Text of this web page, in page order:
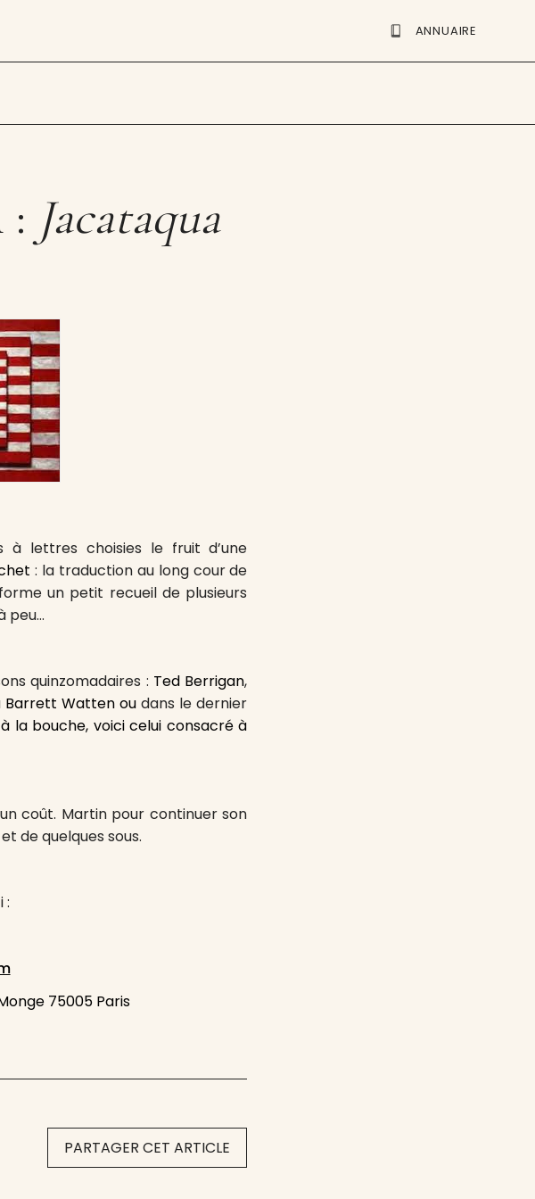
ANNUAIRE
: Jacataqua
lettres choisies le fruit d’une
: la traduction au long cour de
un petit recueil de plusieurs
peu…
quinzomadaires : Ted Berrigan,
Barrett Watten ou dans le dernier
la bouche, voici celui consacré à
coût. Martin pour continuer son
de quelques sous.
:
75005 Paris
PARTAGER CET ARTICLE